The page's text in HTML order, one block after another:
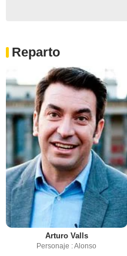
Reparto
Arturo Valls
Personaje : Alonso